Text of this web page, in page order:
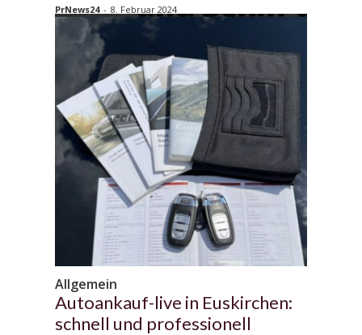
PrNews24 - 8. Februar 2024
Allgemein
Autoankauf-live in Euskirchen:
schnell und professionell